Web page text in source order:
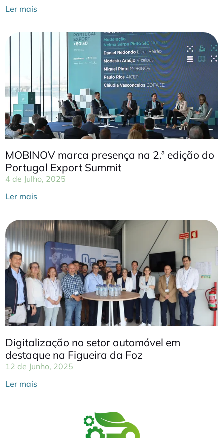
Ler mais
MOBINOV marca presença na 2.ª edição do
Portugal Export Summit
4 de Julho, 2025
Ler mais
Digitalização no setor automóvel em
destaque na Figueira da Foz
12 de Junho, 2025
Ler mais